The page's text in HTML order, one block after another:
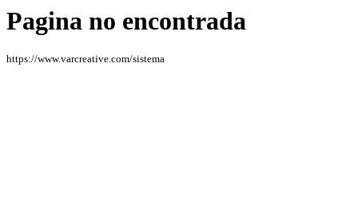
Pagina no encontrada
https://www.varcreative.com/sistema